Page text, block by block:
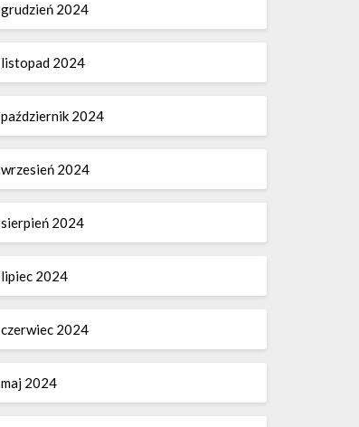
grudzień 2024
listopad 2024
październik 2024
wrzesień 2024
sierpień 2024
lipiec 2024
czerwiec 2024
maj 2024